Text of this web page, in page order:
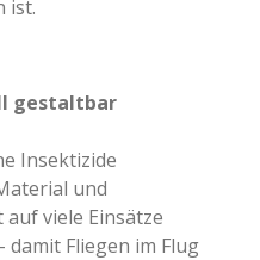
ist.
gestaltbar
Insektizide
und
viele Einsätze
damit Fliegen im Flug